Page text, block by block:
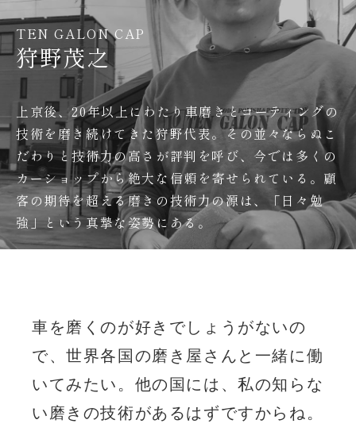
TEN GALON CAP
狩野茂之
上京後、20年以上にわたり車磨きとコーティングの
技術を磨き続けてきた狩野代表。その並々ならぬこ
だわりと技術力の高さが評判を呼び、今では多くの
カーショップから絶大な信頼を寄せられている。顧
客の期待を超える磨きの技術力の源は、「日々勉
強」という真摯な姿勢にある。
車を磨くのが好きでしょうがないの
で、世界各国の磨き屋さんと一緒に働
いてみたい。他の国には、私の知らな
い磨きの技術があるはずですからね。